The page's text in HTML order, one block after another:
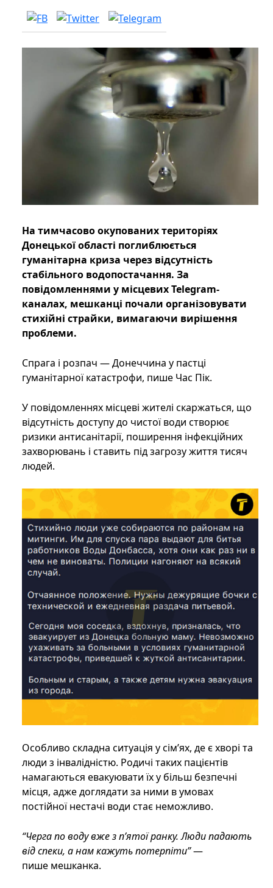
На тимчасово окупованих територіях
Донецької області поглиблюється
гуманітарна криза через відсутність
стабільного водопостачання. За
повідомленнями у місцевих Telegram-
каналах, мешканці почали організовувати
стихійні страйки, вимагаючи вирішення
проблеми.
Спрага і розпач — Донеччина у пастці
гуманітарної катастрофи, пише Час Пік.
У повідомленнях місцеві жителі скаржаться, що
відсутність доступу до чистої води створює
ризики антисанітарії, поширення інфекційних
захворювань і ставить під загрозу життя тисяч
людей.
Особливо складна ситуація у сім’ях, де є хворі та
люди з інвалідністю. Родичі таких пацієнтів
намагаються евакуювати їх у більш безпечні
місця, адже доглядати за ними в умовах
постійної нестачі води стає неможливо.
“Черга по воду вже з п’ятої ранку. Люди падають
від спеки, а нам кажуть потерпіти”—
пише мешканка.